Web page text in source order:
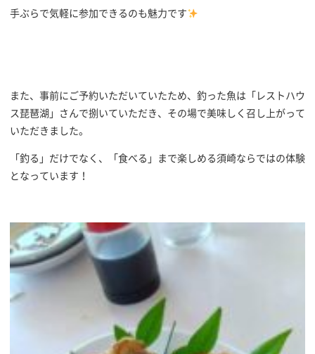
手ぶらで気軽に参加できるのも魅力です
また、事前にご予約いただいていたため、釣った魚は「レストハウ
ス琵琶湖」さんで捌いていただき、その場で美味しく召し上がって
いただきました。
「釣る」だけでなく、「食べる」まで楽しめる須崎ならではの体験
となっています！